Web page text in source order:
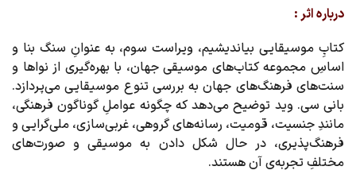
درباره اثر :
کتابِ موسیقایی بیاندیشیم، ویراست سوم، به عنوانِ سنگ بنا و
اساسِ مجموعه کتاب‌های موسیقی جهان، با بهره‌گیری از نواها و
سنت‌های فرهنگ‌های جهان به بررسی تنوع موسیقایی می‌پردازد.
بانی سی. وید توضیح می‌دهد که چگونه عواملِ گوناگون فرهنگی،
مانندِ جنسیت، قومیت، رسانه‌های گروهی، غربی‌سازی، ملی‌گرایی و
فرهنگ‌پذیری، در حال شکل دادن به موسیقی و صورت‌های
مختلفِ تجربه‌ی آن هستند.